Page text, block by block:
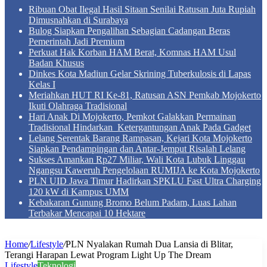
Ribuan Obat Ilegal Hasil Sitaan Senilai Ratusan Juta Rupiah
Dimusnahkan di Surabaya
Bulog Siapkan Pengalihan Sebagian Cadangan Beras
Pemerintah Jadi Premium
Perkuat Hak Korban HAM Berat, Komnas HAM Usul
Badan Khusus
Dinkes Kota Madiun Gelar Skrining Tuberkulosis di Lapas
Kelas I
Meriahkan HUT RI Ke-81, Ratusan ASN Pemkab Mojokerto
Ikuti Olahraga Tradisional
Hari Anak Di Mojokerto, Pemkot Galakkan Permainan
Tradisional Hindarkan Ketergantungan Anak Pada Gadget
Lelang Serentak Barang Rampasan, Kejari Kota Mojokerto
Siapkan Pendampingan dan Antar-Jemput Risalah Lelang
Sukses Amankan Rp27 Miliar, Wali Kota Lubuk Linggau
Ngangsu Kaweruh Pengelolaan RUMIJA ke Kota Mojokerto
PLN UID Jawa Timur Hadirkan SPKLU Fast Ultra Charging
120 kW di Kampus UMM
Kebakaran Gunung Bromo Belum Padam, Luas Lahan
Terbakar Mencapai 10 Hektare
Home/Lifestyle/PLN Nyalakan Rumah Dua Lansia di Blitar,
Terangi Harapan Lewat Program Light Up The Dream